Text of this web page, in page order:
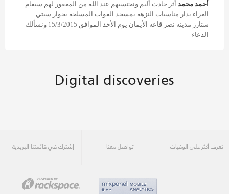
أحمد محمد أثر حادث أليم ونحتسبهم عند الله من المغفور لهم سيقام
العزاء بدار مناسبات النزهة بمسجد القوات المسلحة بجوار سيتي
ستارز مدينة نصر قاعة الأيمان يوم الأحد الموافق 15/3/2015 ونسألك
الدعاء
Digital discoveries
تعرف أكثر على الوفيات تواصل معنا إشترك في قائمتنا البريدية